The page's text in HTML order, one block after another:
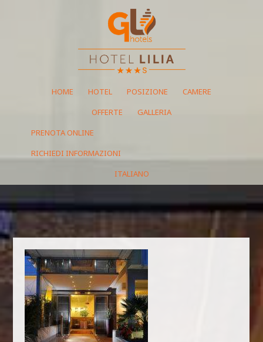
HOME HOTEL POSIZIONE
CAMERE
OFFERTE
GALLERIA
PRENOTA ONLINE
RICHIEDI INFORMAZIONI
ITALIANO